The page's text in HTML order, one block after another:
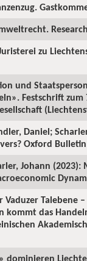
zu
und
Festschrift
Daniel;
Oxford
Johann
Vaduzer
kommt das
dominieren